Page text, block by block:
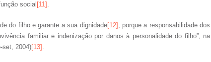
social [11] .
do filho e garante a sua dignidade[12] , porque a responsabilidade dos
familiar e indenização por danos à personalidade do filho”, na
set, 2004)[13] .